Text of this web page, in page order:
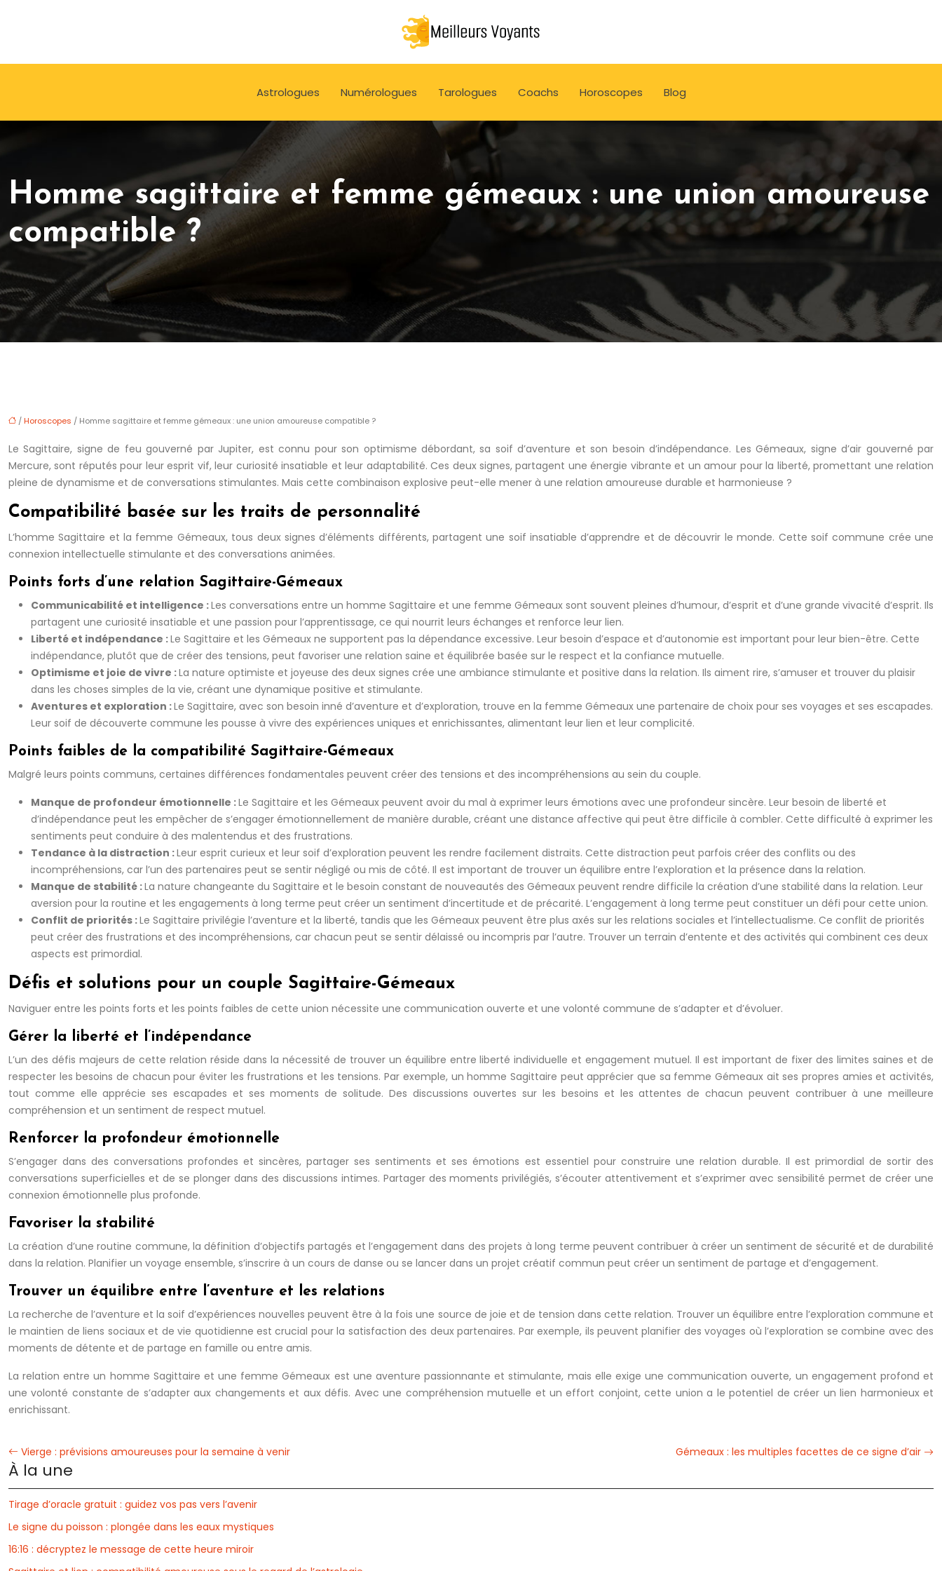
Astrologues Numérologues Tarologues Coachs Horoscopes Blog
Homme sagittaire et femme gémeaux : une union amoureuse
compatible ?
/ Horoscopes / Homme sagittaire et femme gémeaux : une union amoureuse compatible ?
Le Sagittaire, signe de feu gouverné par Jupiter, est connu pour son optimisme débordant, sa soif d’aventure et son besoin d’indépendance. Les Gémeaux, signe d’air gouverné par
Mercure, sont réputés pour leur esprit vif, leur curiosité insatiable et leur adaptabilité. Ces deux signes, partagent une énergie vibrante et un amour pour la liberté, promettant une relation
pleine de dynamisme et de conversations stimulantes. Mais cette combinaison explosive peut-elle mener à une relation amoureuse durable et harmonieuse ?
Compatibilité basée sur les traits de personnalité
L’homme Sagittaire et la femme Gémeaux, tous deux signes d’éléments différents, partagent une soif insatiable d’apprendre et de découvrir le monde. Cette soif commune crée une
connexion intellectuelle stimulante et des conversations animées.
Points forts d’une relation Sagittaire-Gémeaux
Communicabilité et intelligence :Les conversations entre un homme Sagittaire et une femme Gémeaux sont souvent pleines d’humour, d’esprit et d’une grande vivacité d’esprit. Ils
partagent une curiosité insatiable et une passion pour l’apprentissage, ce qui nourrit leurs échanges et renforce leur lien.
Liberté et indépendance :Le Sagittaire et les Gémeaux ne supportent pas la dépendance excessive. Leur besoin d’espace et d’autonomie est important pour leur bien-être. Cette
indépendance, plutôt que de créer des tensions, peut favoriser une relation saine et équilibrée basée sur le respect et la confiance mutuelle.
Optimisme et joie de vivre :La nature optimiste et joyeuse des deux signes crée une ambiance stimulante et positive dans la relation. Ils aiment rire, s’amuser et trouver du plaisir
dans les choses simples de la vie, créant une dynamique positive et stimulante.
Aventures et exploration :Le Sagittaire, avec son besoin inné d’aventure et d’exploration, trouve en la femme Gémeaux une partenaire de choix pour ses voyages et ses escapades.
Leur soif de découverte commune les pousse à vivre des expériences uniques et enrichissantes, alimentant leur lien et leur complicité.
Points faibles de la compatibilité Sagittaire-Gémeaux
Malgré leurs points communs, certaines différences fondamentales peuvent créer des tensions et des incompréhensions au sein du couple.
Manque de profondeur émotionnelle :Le Sagittaire et les Gémeaux peuvent avoir du mal à exprimer leurs émotions avec une profondeur sincère. Leur besoin de liberté et
d’indépendance peut les empêcher de s’engager émotionnellement de manière durable, créant une distance affective qui peut être difficile à combler. Cette difficulté à exprimer les
sentiments peut conduire à des malentendus et des frustrations.
Tendance à la distraction :Leur esprit curieux et leur soif d’exploration peuvent les rendre facilement distraits. Cette distraction peut parfois créer des conflits ou des
incompréhensions, car l’un des partenaires peut se sentir négligé ou mis de côté. Il est important de trouver un équilibre entre l’exploration et la présence dans la relation.
Manque de stabilité :La nature changeante du Sagittaire et le besoin constant de nouveautés des Gémeaux peuvent rendre difficile la création d’une stabilité dans la relation. Leur
aversion pour la routine et les engagements à long terme peut créer un sentiment d’incertitude et de précarité. L’engagement à long terme peut constituer un défi pour cette union.
Conflit de priorités :Le Sagittaire privilégie l’aventure et la liberté, tandis que les Gémeaux peuvent être plus axés sur les relations sociales et l’intellectualisme. Ce conflit de priorités
peut créer des frustrations et des incompréhensions, car chacun peut se sentir délaissé ou incompris par l’autre. Trouver un terrain d’entente et des activités qui combinent ces deux
aspects est primordial.
Défis et solutions pour un couple Sagittaire-Gémeaux
Naviguer entre les points forts et les points faibles de cette union nécessite une communication ouverte et une volonté commune de s’adapter et d’évoluer.
Gérer la liberté et l’indépendance
L’un des défis majeurs de cette relation réside dans la nécessité de trouver un équilibre entre liberté individuelle et engagement mutuel. Il est important de fixer des limites saines et de
respecter les besoins de chacun pour éviter les frustrations et les tensions. Par exemple, un homme Sagittaire peut apprécier que sa femme Gémeaux ait ses propres amies et activités,
tout comme elle apprécie ses escapades et ses moments de solitude. Des discussions ouvertes sur les besoins et les attentes de chacun peuvent contribuer à une meilleure
compréhension et un sentiment de respect mutuel.
Renforcer la profondeur émotionnelle
S’engager dans des conversations profondes et sincères, partager ses sentiments et ses émotions est essentiel pour construire une relation durable. Il est primordial de sortir des
conversations superficielles et de se plonger dans des discussions intimes. Partager des moments privilégiés, s’écouter attentivement et s’exprimer avec sensibilité permet de créer une
connexion émotionnelle plus profonde.
Favoriser la stabilité
La création d’une routine commune, la définition d’objectifs partagés et l’engagement dans des projets à long terme peuvent contribuer à créer un sentiment de sécurité et de durabilité
dans la relation. Planifier un voyage ensemble, s’inscrire à un cours de danse ou se lancer dans un projet créatif commun peut créer un sentiment de partage et d’engagement.
Trouver un équilibre entre l’aventure et les relations
La recherche de l’aventure et la soif d’expériences nouvelles peuvent être à la fois une source de joie et de tension dans cette relation. Trouver un équilibre entre l’exploration commune et
le maintien de liens sociaux et de vie quotidienne est crucial pour la satisfaction des deux partenaires. Par exemple, ils peuvent planifier des voyages où l’exploration se combine avec des
moments de détente et de partage en famille ou entre amis.
La relation entre un homme Sagittaire et une femme Gémeaux est une aventure passionnante et stimulante, mais elle exige une communication ouverte, un engagement profond et
une volonté constante de s’adapter aux changements et aux défis. Avec une compréhension mutuelle et un effort conjoint, cette union a le potentiel de créer un lien harmonieux et
enrichissant.
Vierge : prévisions amoureuses pour la semaine à venir Gémeaux : les multiples facettes de ce signe d’air
À la une
Tirage d’oracle gratuit : guidez vos pas vers l’avenir
Le signe du poisson : plongée dans les eaux mystiques
16:16 : décryptez le message de cette heure miroir